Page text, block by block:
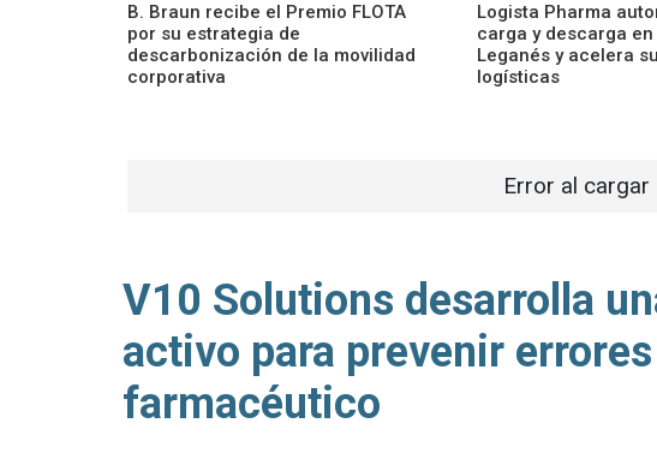
B. Braun recibe el Premio FLOTA
por su estrategia de
descarbonización de la movilidad
corporativa
Logista Pharma
carga y descarga
Leganés y acelera
logísticas
Error al cargar
V10 Solutions desarrolla
activo para prevenir
farmacéutico